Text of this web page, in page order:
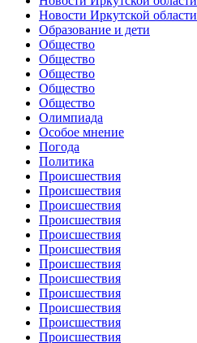
Новости Иркутской области
Образование и дети
Общество
Общество
Общество
Общество
Общество
Олимпиада
Особое мнение
Погода
Политика
Происшествия
Происшествия
Происшествия
Происшествия
Происшествия
Происшествия
Происшествия
Происшествия
Происшествия
Происшествия
Происшествия
Происшествия